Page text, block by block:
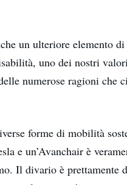
un ulteriore elemento
uno dei nostri
numerose ragioni che
forme di mobilità
e un’Avanchair è
Il divario è prettamente